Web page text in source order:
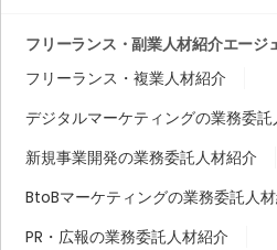
フリーランス・副業人材紹介エージ
フリーランス・複業人材紹介
デジタルマーケティングの業務委託
新規事業開発の業務委託人材紹介
BtoBマーケティングの業務委託人
PR・広報の業務委託人材紹介